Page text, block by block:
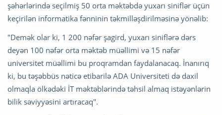
şəhərlərində seçilmiş 50 orta məktəbdə yuxarı siniflər üçün
keçirilən informatika fənninin təkmilləşdirilməsinə yönəlib:
"Demək olar ki, 1 200 nəfər şagird, yuxarı siniflərə dərs
deyən 100 nəfər orta məktəb müəllimi və 15 nəfər
universitet müəllimi bu proqramdan faydalanacaq. İnanırıq
ki, bu təşəbbüs nəticə etibarilə ADA Universiteti də daxil
olmaqla ölkədəki İT məktəblərində təhsil almaq istəyənlərin
bilik səviyyəsini artıracaq".